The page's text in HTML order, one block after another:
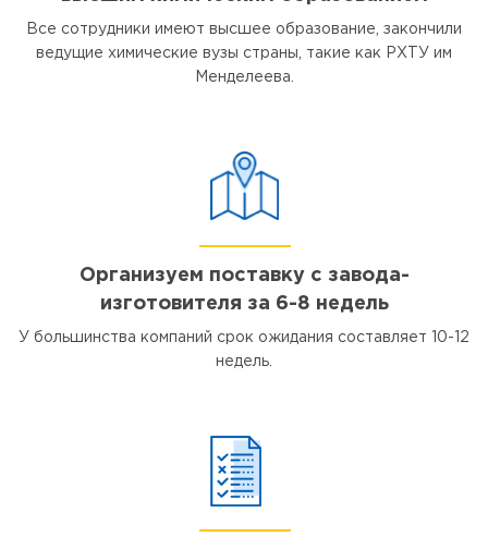
Все сотрудники имеют высшее образование, закончили
ведущие химические вузы страны, такие как РХТУ им
Менделеева.
Организуем поставку с завода-
изготовителя за 6-8 недель
У большинства компаний срок ожидания составляет 10-12
недель.